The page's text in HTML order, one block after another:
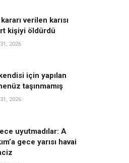
verilen karısı
kişiyi öldürdü
2026
için yapılan
taşınmamış
2026
uyutmadılar: A
gece yarısı havai